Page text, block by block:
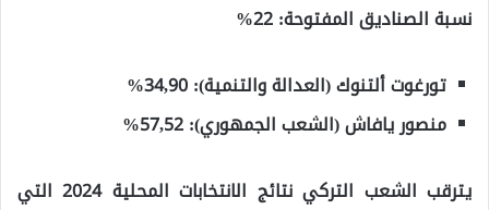
نسبة الصناديق المفتوحة: 22%
تورغوت ألتنوك (العدالة والتنمية): 34,90%
منصور يافاش (الشعب الجمهوري): 57,52%
يترقب الشعب التركي نتائج الانتخابات المحلية 2024 التي